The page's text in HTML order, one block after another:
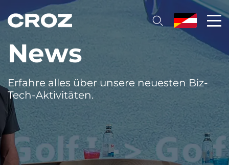
News
Erfahre alles über unsere neuesten Biz-
Tech-Aktivitäten.